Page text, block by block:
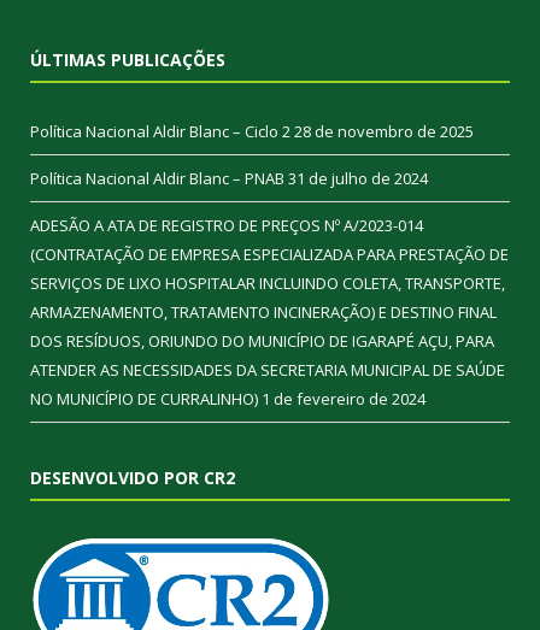
ÚLTIMAS PUBLICAÇÕES
Política Nacional Aldir Blanc – Ciclo 228 de novembro de 2025
Política Nacional Aldir Blanc – PNAB 31 de julho de 2024
ADESÃO A ATA DE REGISTRO DE PREÇOS Nº A/2023-014
(CONTRATAÇÃO DE EMPRESA ESPECIALIZADA PARA PRESTAÇÃO DE
SERVIÇOS DE LIXO HOSPITALAR INCLUINDO COLETA, TRANSPORTE,
ARMAZENAMENTO, TRATAMENTO INCINERAÇÃO) E DESTINO FINAL
DOS RESÍDUOS, ORIUNDO DO MUNICÍPIO DE IGARAPÉ AÇU, PARA
ATENDER AS NECESSIDADES DA SECRETARIA MUNICIPAL DE SAÚDE
NO MUNICÍPIO DE CURRALINHO) 1 de fevereiro de 2024
DESENVOLVIDO POR CR2